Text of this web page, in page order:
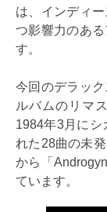
は、インディ
つ影響力のあ
す。
今回のデラッ
ルバムのリマ
1984年3月にシ
れた28曲の未
から「
ています。